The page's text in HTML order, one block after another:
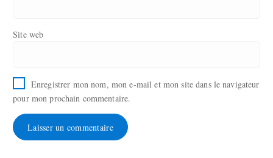
Site web
Enregistrer mon nom, mon e-mail et mon site dans le navigateur
pour mon prochain commentaire.